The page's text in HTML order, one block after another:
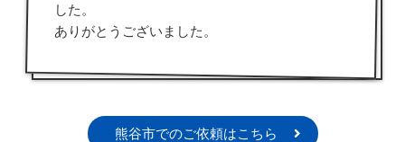
した。
ありがとうございました。
熊谷市でのご依頼はこちら